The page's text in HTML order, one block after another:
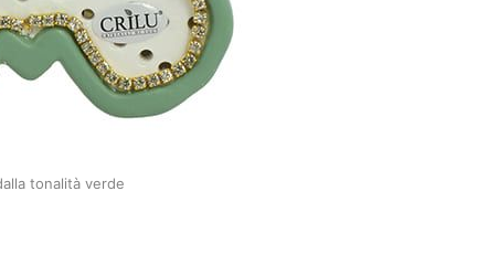
tonalità verde